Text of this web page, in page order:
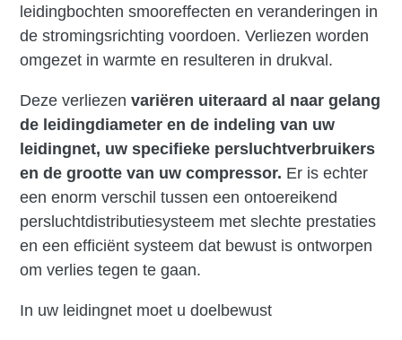
leidingbochten smooreffecten en veranderingen in
de stromingsrichting voordoen. Verliezen worden
omgezet in warmte en resulteren in drukval.
Deze verliezen variëren uiteraard al naar gelang
de leidingdiameter en de indeling van uw
leidingnet, uw specifieke persluchtverbruikers
en de grootte van uw compressor. Er is echter
een enorm verschil tussen een ontoereikend
persluchtdistributiesysteem met slechte prestaties
en een efficiënt systeem dat bewust is ontworpen
om verlies tegen te gaan.
In uw leidingnet moet u doelbewust